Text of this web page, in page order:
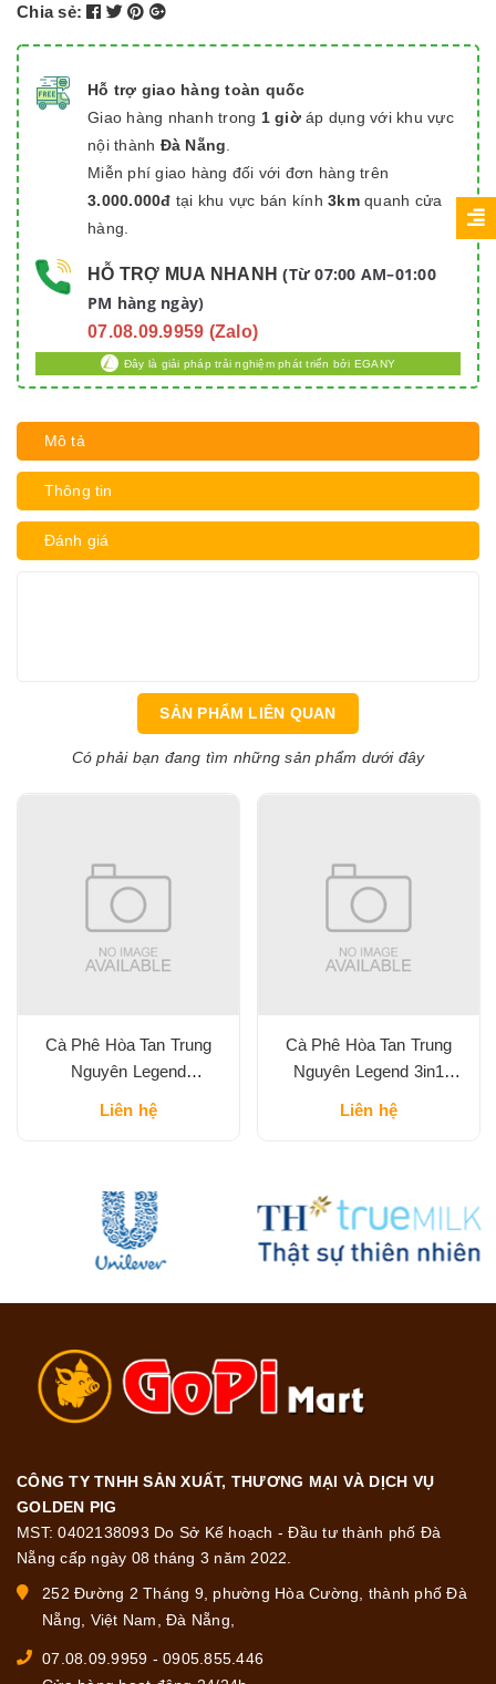
Chia sẻ:
Hỗ trợ giao hàng toàn quốc
Giao hàng nhanh trong 1 giờáp dụng với khu vực
nội thành Đà Nẵng
Miễn phí giao hàng đối với đơn hàng trên
3.000.000đ tại khu vực bán kính 3kmquanh cửa
hàng.
HỖ TRỢ MUA NHANH (Từ 07:00 AM–01:00
PM hàng ngày)
07.08.09.9959 (Zalo)
Đây là giải pháp trải nghiệm phát triển bởi EGANY
Mô tả
Thông tin
Đánh giá
SẢN PHẨM LIÊN QUAN
Có phải bạn đang tìm những sản phẩm dưới đây
Cà Phê Hòa Tan Trung
Nguyên Legend
Liên hệ
Cà Phê Hòa Tan Trung
Nguyên Legend 3in1
Liên hệ
CÔNG TY TNHH SẢN XUẤT, THƯƠNG MẠI VÀ DỊCH VỤ
GOLDEN PIG
MST: 0402138093 Do Sở Kế hoạch - Đầu tư thành phố Đà
Nẵng cấp ngày 08 tháng 3 năm 2022.
252 Đường 2 Tháng 9, phường Hòa Cường, thành phố Đà
Nẵng, Việt Nam, Đà Nẵng,
07.08.09.9959 - 0905.855.446